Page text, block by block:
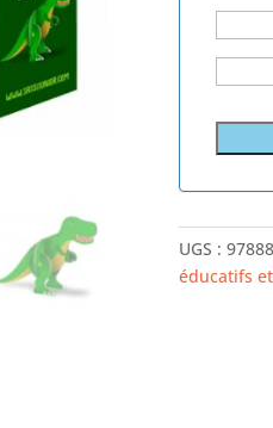
UGS :
éducatifs